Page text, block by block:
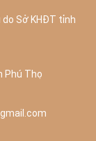
do Sở KHĐT tỉnh
Phú Thọ